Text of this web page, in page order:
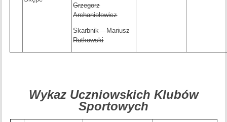
Grzegorz
Archaniołowicz
Skarbnik – Mariusz
Rutkowski
Wykaz Uczniowskich Klubów
Sportowych